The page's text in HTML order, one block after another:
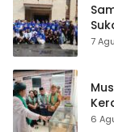
7
6